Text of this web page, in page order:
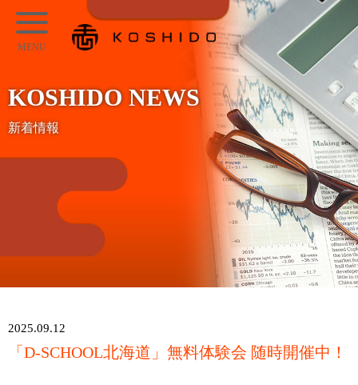
コ
ン
テ
ン
キ
ッ
KOSHIDO
メ
ュ
ー
KOSHIDO NEWS
新着情報
2025.09.12
「D-SCHOOL北海道」無料体験会 随時開催中！